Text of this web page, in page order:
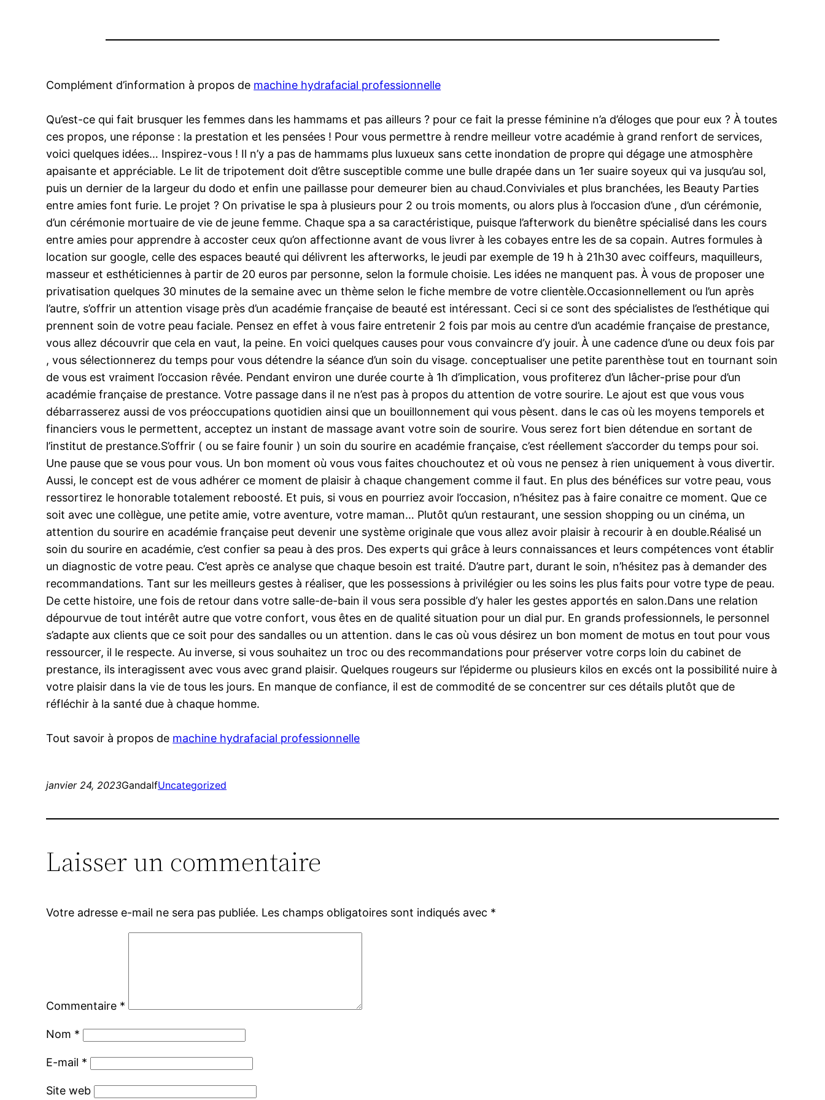
Complément d’information à propos de machine hydrafacial professionnelle
Qu’est-ce qui fait brusquer les femmes dans les hammams et pas ailleurs ? pour ce fait la presse féminine n’a d’éloges que pour eux ? À toutes
ces propos, une réponse : la prestation et les pensées ! Pour vous permettre à rendre meilleur votre académie à grand renfort de services,
voici quelques idées… Inspirez-vous ! Il n’y a pas de hammams plus luxueux sans cette inondation de propre qui dégage une atmosphère
apaisante et appréciable. Le lit de tripotement doit d’être susceptible comme une bulle drapée dans un 1er suaire soyeux qui va jusqu’au sol,
puis un dernier de la largeur du dodo et enfin une paillasse pour demeurer bien au chaud.Conviviales et plus branchées, les Beauty Parties
entre amies font furie. Le projet ? On privatise le spa à plusieurs pour 2 ou trois moments, ou alors plus à l’occasion d’une , d’un cérémonie,
d’un cérémonie mortuaire de vie de jeune femme. Chaque spa a sa caractéristique, puisque l’afterwork du bienêtre spécialisé dans les cours
entre amies pour apprendre à accoster ceux qu’on affectionne avant de vous livrer à les cobayes entre les de sa copain. Autres formules à
location sur google, celle des espaces beauté qui délivrent les afterworks, le jeudi par exemple de 19 h à 21h30 avec coiffeurs, maquilleurs,
masseur et esthéticiennes à partir de 20 euros par personne, selon la formule choisie. Les idées ne manquent pas. À vous de proposer une
privatisation quelques 30 minutes de la semaine avec un thème selon le fiche membre de votre clientèle.Occasionnellement ou l’un après
l’autre, s’offrir un attention visage près d’un académie française de beauté est intéressant. Ceci si ce sont des spécialistes de l’esthétique qui
prennent soin de votre peau faciale. Pensez en effet à vous faire entretenir 2 fois par mois au centre d’un académie française de prestance,
vous allez découvrir que cela en vaut, la peine. En voici quelques causes pour vous convaincre d’y jouir. À une cadence d’une ou deux fois par
, vous sélectionnerez du temps pour vous détendre la séance d’un soin du visage. conceptualiser une petite parenthèse tout en tournant soin
de vous est vraiment l’occasion rêvée. Pendant environ une durée courte à 1h d’implication, vous profiterez d’un lâcher-prise pour d’un
académie française de prestance. Votre passage dans il ne n’est pas à propos du attention de votre sourire. Le ajout est que vous vous
débarrasserez aussi de vos préoccupations quotidien ainsi que un bouillonnement qui vous pèsent. dans le cas où les moyens temporels et
financiers vous le permettent, acceptez un instant de massage avant votre soin de sourire. Vous serez fort bien détendue en sortant de
l’institut de prestance.S’offrir ( ou se faire founir ) un soin du sourire en académie française, c’est réellement s’accorder du temps pour soi.
Une pause que se vous pour vous. Un bon moment où vous vous faites chouchoutez et où vous ne pensez à rien uniquement à vous divertir.
Aussi, le concept est de vous adhérer ce moment de plaisir à chaque changement comme il faut. En plus des bénéfices sur votre peau, vous
ressortirez le honorable totalement reboosté. Et puis, si vous en pourriez avoir l’occasion, n’hésitez pas à faire conaitre ce moment. Que ce
soit avec une collègue, une petite amie, votre aventure, votre maman… Plutôt qu’un restaurant, une session shopping ou un cinéma, un
attention du sourire en académie française peut devenir une système originale que vous allez avoir plaisir à recourir à en double.Réalisé un
soin du sourire en académie, c’est confier sa peau à des pros. Des experts qui grâce à leurs connaissances et leurs compétences vont établir
un diagnostic de votre peau. C’est après ce analyse que chaque besoin est traité. D’autre part, durant le soin, n’hésitez pas à demander des
recommandations. Tant sur les meilleurs gestes à réaliser, que les possessions à privilégier ou les soins les plus faits pour votre type de peau.
De cette histoire, une fois de retour dans votre salle-de-bain il vous sera possible d’y haler les gestes apportés en salon.Dans une relation
dépourvue de tout intérêt autre que votre confort, vous êtes en de qualité situation pour un dial pur. En grands professionnels, le personnel
s’adapte aux clients que ce soit pour des sandalles ou un attention. dans le cas où vous désirez un bon moment de motus en tout pour vous
ressourcer, il le respecte. Au inverse, si vous souhaitez un troc ou des recommandations pour préserver votre corps loin du cabinet de
prestance, ils interagissent avec vous avec grand plaisir. Quelques rougeurs sur l’épiderme ou plusieurs kilos en excés ont la possibilité nuire à
votre plaisir dans la vie de tous les jours. En manque de confiance, il est de commodité de se concentrer sur ces détails plutôt que de
réfléchir à la santé due à chaque homme.
Tout savoir à propos de machine hydrafacial professionnelle
janvier 24, 2023GandalfUncategorized
Laisser un commentaire
Votre adresse e-mail ne sera pas publiée. Les champs obligatoires sont indiqués avec *
Commentaire *
Nom *
E-mail *
Site web